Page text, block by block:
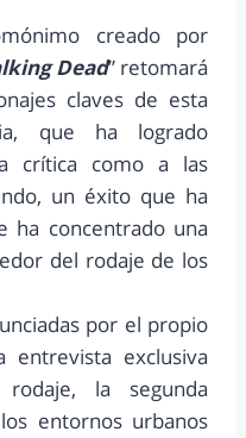
creado por
Dead” retomará
claves de esta
que ha logrado
crítica como a las
un éxito que ha
ha concentrado una
del rodaje de los
por el propio
entrevista exclusiva
la segunda
entornos urbanos